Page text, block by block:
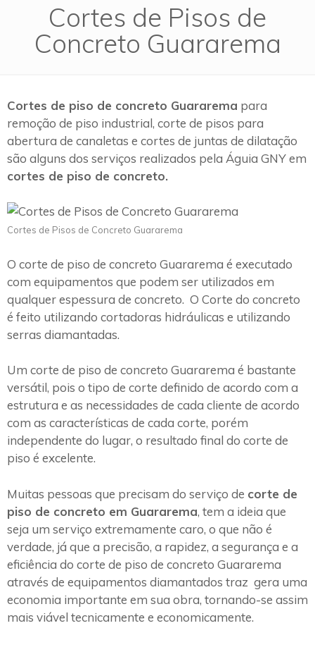
Cortes de Pisos de
Concreto Guararema
Cortes de piso de concreto Guararema para
remoção de piso industrial, corte de pisos para
abertura de canaletas e cortes de juntas de dilatação
são alguns dos serviços realizados pela Águia GNY em
cortes de piso de concreto.
Cortes de Pisos de Concreto Guararema
O corte de piso de concreto Guararema é executado
com equipamentos que podem ser utilizados em
qualquer espessura de concreto. O Corte do concreto
é feito utilizando cortadoras hidráulicas e utilizando
serras diamantadas.
Um corte de piso de concreto Guararema é bastante
versátil, pois o tipo de corte definido de acordo com a
estrutura e as necessidades de cada cliente de acordo
com as características de cada corte, porém
independente do lugar, o resultado final do corte de
piso é excelente.
Muitas pessoas que precisam do serviço de corte de
piso de concreto em Guararema, tem a ideia que
seja um serviço extremamente caro, o que não é
verdade, já que a precisão, a rapidez, a segurança e a
eficiência do corte de piso de concreto Guararema
através de equipamentos diamantados traz gera uma
economia importante em sua obra, tornando-se assim
mais viável tecnicamente e economicamente.